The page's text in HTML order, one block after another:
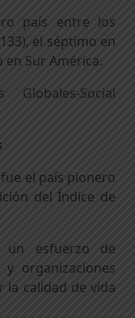
país entre los
el séptimo en
Sur América.
Globales-Social
el país pionero
del Índice de
un esfuerzo de
organizaciones
calidad de vida